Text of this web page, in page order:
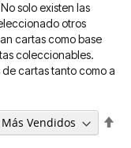
No solo existen las
otros
cartas como base
coleccionables.
de cartas tanto como a